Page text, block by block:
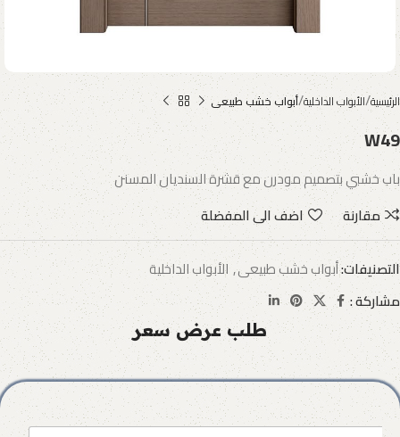
الرئيسية الأبواب الداخلية أبواب خشب طبيعى
W49
باب خشبي بتصميم مودرن مع قشرة السنديان المسنن
مقارنة
اضف الى المفضلة
التصنيفات:أبواب خشب طبيعى, الأبواب الداخلية
مشاركة :
طلب عرض سعر